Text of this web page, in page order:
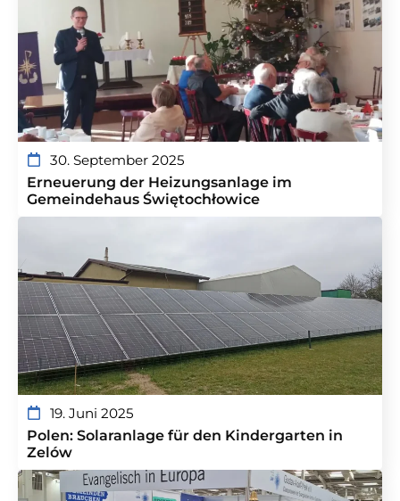
30. September 2025
Erneuerung der Heizungsanlage im
Gemeindehaus Świętochłowice
19. Juni 2025
Polen: Solaranlage für den Kindergarten in
Zelów